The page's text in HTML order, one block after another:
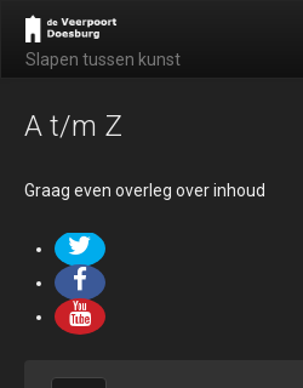
Slapen tussen kunst
Dia voorstelling
B&B Guesthouse Appartement
Appartement De Aak / The Barge
Prijzen
A t/m Z
Graag even overleg over inhoud